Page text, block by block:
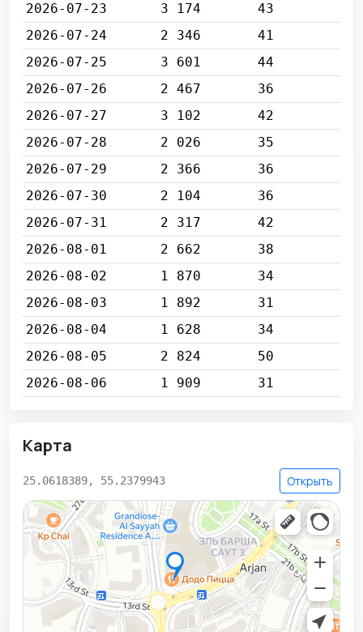
2026-07-23
3 174
43
2026-07-24
2 346
41
2026-07-25
3 601
44
2026-07-26
2 467
36
2026-07-27
3 102
42
2026-07-28
2 026
35
2026-07-29
2 366
36
2026-07-30
2 104
36
2026-07-31
2 317
42
2026-08-01
2 662
38
2026-08-02
1 870
34
2026-08-03
1 892
31
2026-08-04
1 628
34
2026-08-05
2 824
50
2026-08-06
1 909 31
Карта
25.0618389, 55.2379943 Открыть